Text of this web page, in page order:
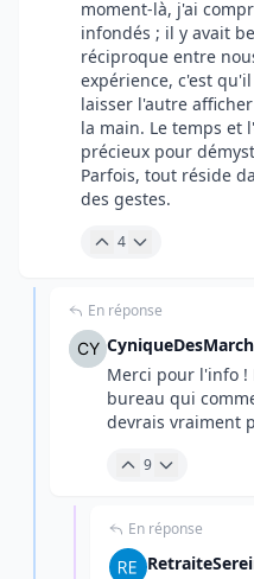
moment-là, j'ai
infondés ; il y avait
réciproque entre
expérience, c'est
laisser l'autre
la main. Le temps et
précieux pour
Parfois, tout réside
des gestes.
4
En réponse
Merci pour l'info !
bureau qui
devrais vraiment
9
En réponse